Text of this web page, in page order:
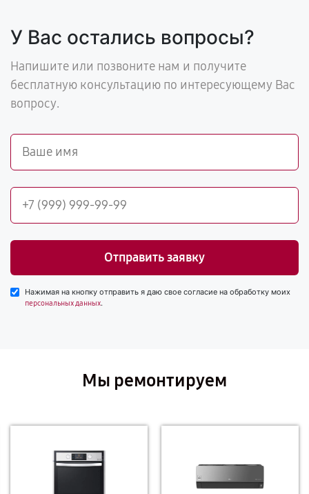
У Вас остались вопросы?
Напишите или позвоните нам и получите
бесплатную консультацию по интересующему Вас
вопросу.
Отправить заявку
Нажимая на кнопку отправить я даю свое согласие на обработку моих
персональных данных.
Мы ремонтируем